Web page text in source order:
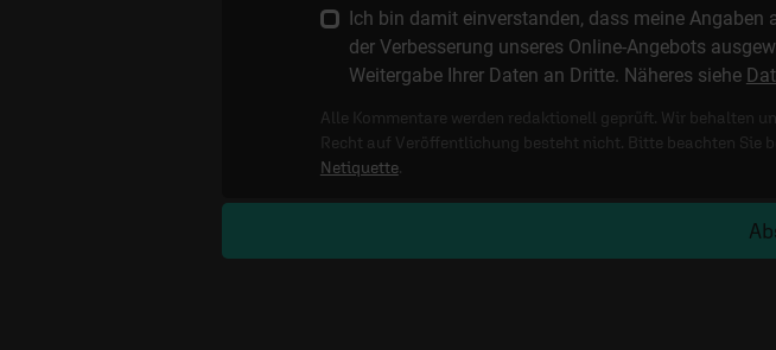
Ich bin damit einverstanden, dass meine
der Verbesserung unseres Online-Angebots
Weitergabe Ihrer Daten an Dritte. Näheres siehe
Alle Kommentare werden redaktionell geprüft. Wir behalten
Recht auf Veröffentlichung besteht nicht. Bitte beachten Sie
Netiquette.